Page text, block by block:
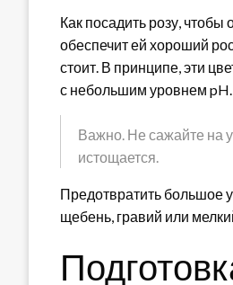
Как посадить розу,
обеспечит ей хороший
стоит. В принципе, эти
с небольшим уровнем pH.
Важно. Не сажайте на
истощается.
Предотвратить большое
щебень, гравий или